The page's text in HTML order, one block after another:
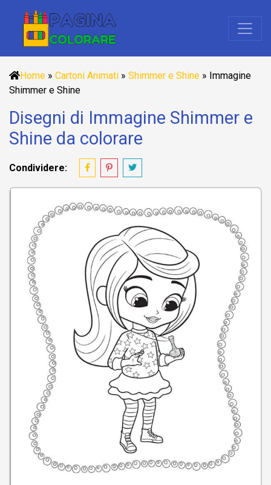
Home » Cartoni Animati » Shimmer e Shine » Immagine
Shimmer e Shine
Disegni di Immagine Shimmer e
Shine da colorare
Condividere: